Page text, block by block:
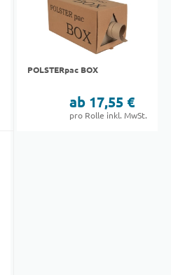
POLSTERpac BOX
ab 17,55 €
pro Rolle inkl. MwSt.